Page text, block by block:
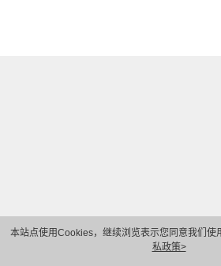
本站点使用Cookies，继续浏览表示您同意我们使
私政策>